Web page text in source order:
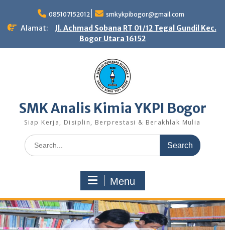
content
085107152012 smkykpibogor@gmail.com
Alamat:
Jl. Achmad Sobana RT 01/12 Tegal Gundil Kec.
Bogor Utara 16152
SMK Analis Kimia YKPI Bogor
Siap Kerja, Disiplin, Berprestasi & Berakhlak Mulia
Search
for:
Menu